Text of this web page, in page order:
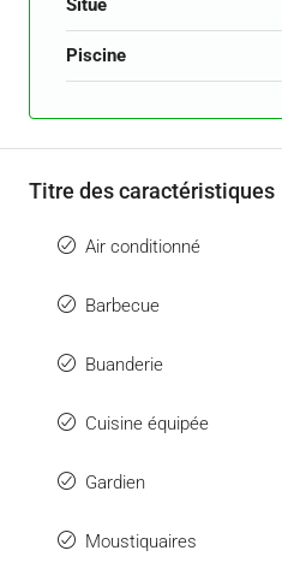
Situé
Piscine
Titre des caractéristiques
Air conditionné
Barbecue
Buanderie
Cuisine équipée
Gardien
Moustiquaires